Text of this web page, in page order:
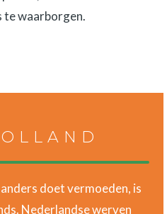
waarborgen.
doet vermoeden, is
Nederlandse werven